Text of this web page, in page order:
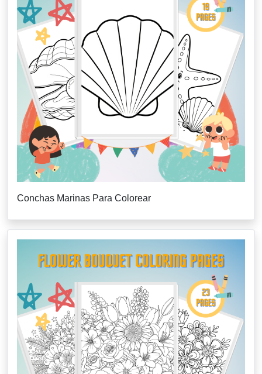
Conchas Marinas Para Colorear